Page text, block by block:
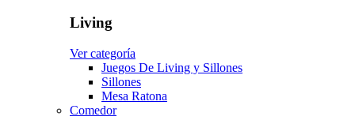
Living
Ver categoría
Juegos De Living y Sillones
Sillones
Mesa Ratona
Comedor